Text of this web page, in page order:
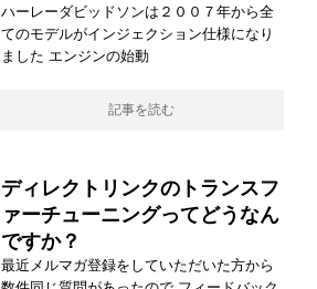
ハーレーダビッドソンは２００７年から全
てのモデルがインジェクション仕様になり
ました エンジンの始動
記事を読む
ディレクトリンクのトランスフ
ァーチューニングってどうなん
ですか？
最近メルマガ登録をしていただいた方から